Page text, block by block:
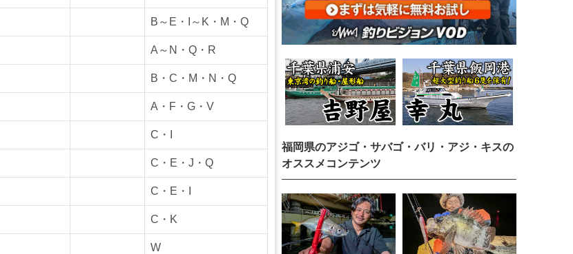
B～E・I～K・M・Q
A～N・Q・R
B・C・M・N・Q
A・F・G・V
C・I
C・E・J・Q
C・E・I
C・K
W
福岡県のアジゴ・サバゴ・バリ・アジ・キスの
オススメコンテンツ